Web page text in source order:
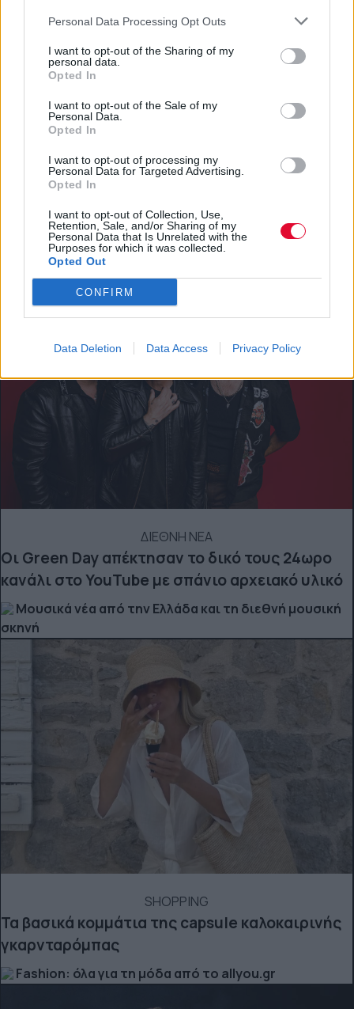
Personal Data Processing Opt Outs
I want to opt-out of the Sharing of my
personal data.
Opted In
I want to opt-out of the Sale of my
Personal Data.
Opted In
I want to opt-out of processing my
Personal Data for Targeted Advertising.
Opted In
I want to opt-out of Collection, Use,
Retention, Sale, and/or Sharing of my
Personal Data that Is Unrelated with the
Purposes for which it was collected.
Opted Out
CONFIRM
Data Deletion Data Access Privacy Policy
Έφυγε από τη ζωή ο William Orbit
Μουσικά νέα από την Ελλάδα και τη διεθνή μουσική
ΔΙΕΘΝΗ ΝΕΑ
Οι Green Day απέκτησαν το δικό τους 24ωρο
κανάλι στο YouTube με σπάνιο αρχειακό υλικό
Μουσικά νέα από την Ελλάδα και τη διεθνή μουσική
σκηνή
SHOPPING
Τα βασικά κομμάτια της capsule καλοκαιρινής
γκαρνταρόμπας
Fashion: όλα για τη μόδα από το allyou.gr